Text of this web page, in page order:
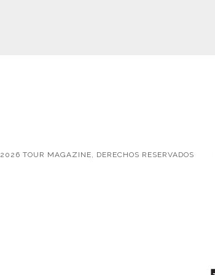
2026 TOUR MAGAZINE, DERECHOS RESERVADOS